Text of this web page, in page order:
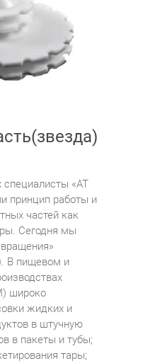
специалисты «АТ
принцип работы и
частей как
Сегодня мы
В пищевом и
широко
жидких и
в штучную
в пакеты и тубы;
тары;